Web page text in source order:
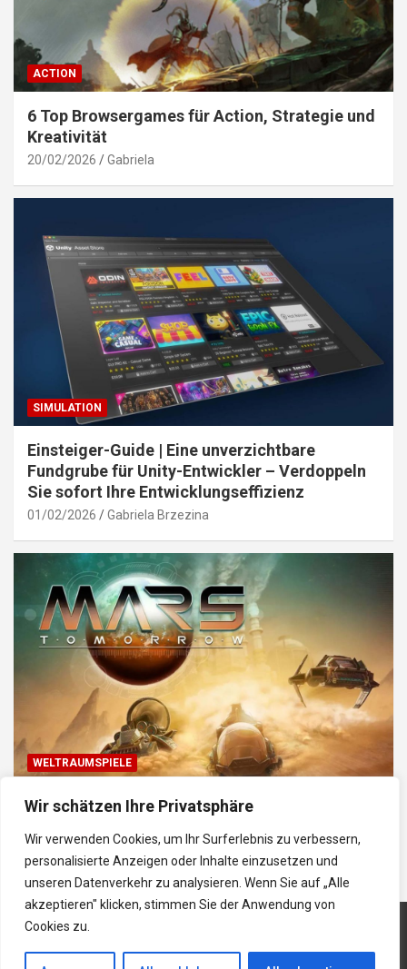
Wir schätzen Ihre Privatsphäre
Wir verwenden Cookies, um Ihr Surferlebnis zu verbessern,
personalisierte Anzeigen oder Inhalte einzusetzen und
unseren Datenverkehr zu analysieren. Wenn Sie auf „Alle
akzeptieren" klicken, stimmen Sie der Anwendung von
Cookies zu.
ACTION
6 Top Browsergames für Action, Strategie und
Kreativität
20/02/2026 Gabriela
SIMULATION
Einsteiger-Guide | Eine unverzichtbare
Fundgrube für Unity-Entwickler – Verdoppeln
Sie sofort Ihre Entwicklungseffizienz
01/02/2026 Gabriela Brzezina
WELTRAUMSPIELE
Top Weltraum-Browser-Spiele: Erkunde, baue
Copyright © 2026
Datenschutz|Theme by:Theme Horse